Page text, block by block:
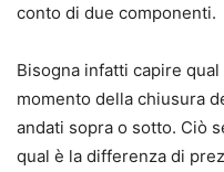
conto di due componenti.
Bisogna infatti capire
momento della chiusura
andati sopra o sotto. Ciò
qual è la differenza di